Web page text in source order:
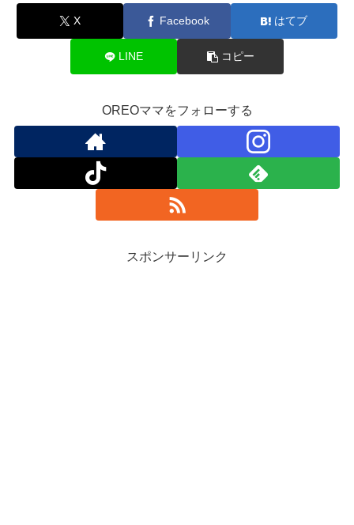
X Facebook はてブ
LINE コピー
OREOママをフォローする
スポンサーリンク